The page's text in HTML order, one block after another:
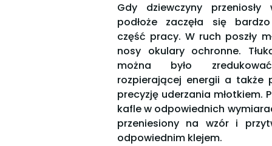
Gdy dziewczyny przeniosły
podłoże zaczęła się
część pracy. W ruch poszły
nosy okulary ochronne.
można było
rozpierającej energii a także
precyzję uderzania młotkiem.
kafle w odpowiednich
przeniesiony na wzór i
odpowiednim klejem.